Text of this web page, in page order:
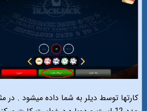
کارتها توسط دیلر به شما داده میشود . در